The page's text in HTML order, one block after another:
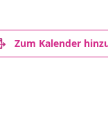
Zum Kalender